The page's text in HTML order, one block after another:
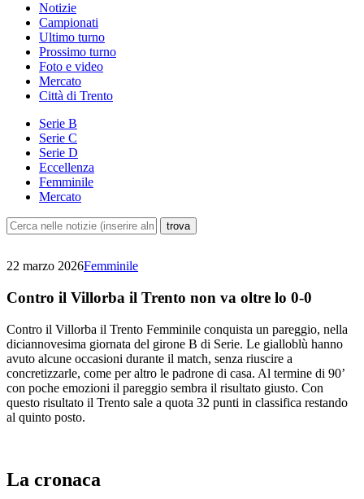
Notizie
Campionati
Ultimo turno
Prossimo turno
Foto e video
Mercato
Città di Trento
Serie B
Serie C
Serie D
Eccellenza
Femminile
Mercato
22 marzo 2026Femminile
Contro il Villorba il Trento non va oltre lo 0-0
Contro il Villorba il Trento Femminile conquista un pareggio, nella
diciannovesima giornata del girone B di Serie. Le gialloblù hanno
avuto alcune occasioni durante il match, senza riuscire a
concretizzarle, come per altro le padrone di casa. Al termine di 90’
con poche emozioni il pareggio sembra il risultato giusto. Con
questo risultato il Trento sale a quota 32 punti in classifica restando
al quinto posto.
La cronaca